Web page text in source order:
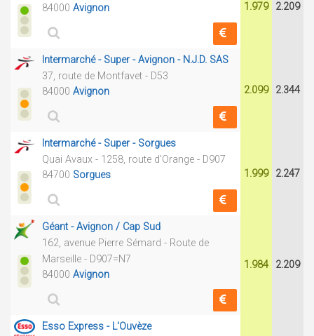
84000 Avignon 1.979 2.209
Intermarché - Super - Avignon - N.J.D. SAS
37, route de Montfavet - D53
84000 Avignon 2.099 2.344
Intermarché - Super - Sorgues
Quai Avaux - 1258, route d'Orange - D907
84700 Sorgues 1.999 2.247
Géant - Avignon / Cap Sud
162, avenue Pierre Sémard - Route de
Marseille - D907=N7
84000 Avignon
1.984 2.209
Esso Express - L'Ouvèze